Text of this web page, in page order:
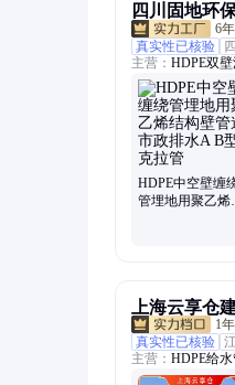
四川固地环
6年
真实性已核验
主营： HDPE双
力管、玻璃钢电
池、钢波纹涵管
HDPE中空壁缠
管埋地用聚乙烯
上海云享仓
1年
真实性已核验
主营： HDPE给